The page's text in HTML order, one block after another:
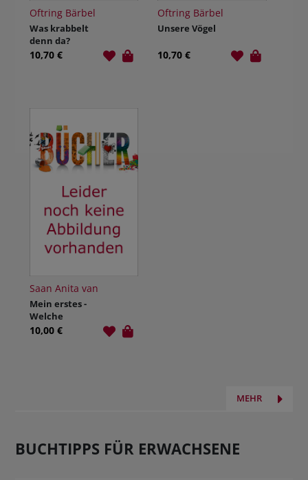
Oftring Bärbel
Was krabbelt
denn da?
10,70 €
Oftring Bärbel
Unsere Vögel
10,70 €
Saan Anita van
Mein erstes -
Welche
Tierspur ist das
10,00 €
MEHR
BUCHTIPPS FÜR ERWACHSENE